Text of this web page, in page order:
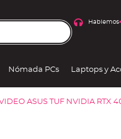
Hablemos
Nómada PCs Laptops y
ASUS TUF NVIDIA RTX